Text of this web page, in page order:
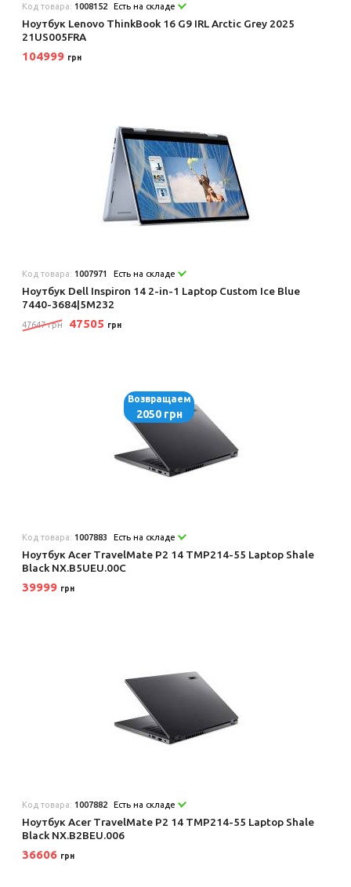
Код товара: 1008152 Есть на складе
Ноутбук Lenovo ThinkBook 16 G9 IRL Arctic Grey 2025
21US005FRA
104999 грн
Код товара: 1007971 Есть на складе
Ноутбук Dell Inspiron 14 2-in-1 Laptop Custom Ice Blue
7440-3684|5M232
47647 грн 47505 грн
Возвращаем
2050 грн
Код товара: 1007883 Есть на складе
Ноутбук Acer TravelMate P2 14 TMP214-55 Laptop Shale
Black NX.B5UEU.00C
39999 грн
Код товара: 1007882 Есть на складе
Ноутбук Acer TravelMate P2 14 TMP214-55 Laptop Shale
Black NX.B2BEU.006
36606 грн